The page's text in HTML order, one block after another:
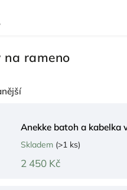
na rameno
Anekke batoh a kabelka
Skladem (>1 ks)
2 450 Kč